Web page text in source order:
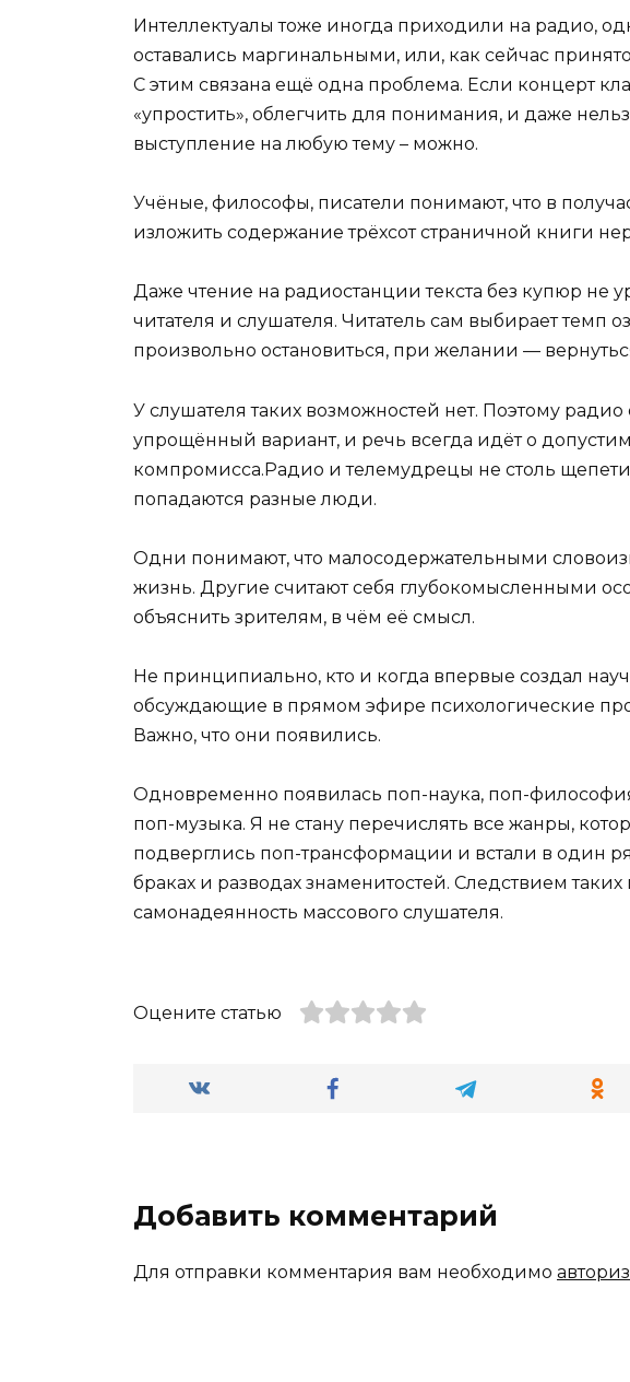
Интеллектуалы тоже иногда приходили на радио,
оставались маргинальными, или, как сейчас
С этим связана ещё одна проблема. Если концерт
«упростить», облегчить для понимания, и даже
выступление на любую тему – можно.
Учёные, философы, писатели понимают, что в
изложить содержание трёхсот страничной книги
Даже чтение на радиостанции текста без купюр не
читателя и слушателя. Читатель сам выбирает темп
произвольно остановиться, при желании —
У слушателя таких возможностей нет. Поэтому
упрощённый вариант, и речь всегда идёт о
компромисса.Радио и телемудрецы не столь
попадаются разные люди.
Одни понимают, что малосодержательными
жизнь. Другие считают себя глубокомысленными
объяснить зрителям, в чём её смысл.
Не принципиально, кто и когда впервые создал
обсуждающие в прямом эфире психологические
Важно, что они появились.
Одновременно появилась поп-наука, поп-
поп-музыка. Я не стану перечислять все жанры,
подверглись поп-трансформации и встали в один
браках и разводах знаменитостей. Следствием
самонадеянность массового слушателя.
Оцените статью
Добавить комментарий
Для отправки комментария вам необходимо